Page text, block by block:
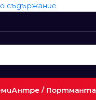
съдържание
Антре / Портманта